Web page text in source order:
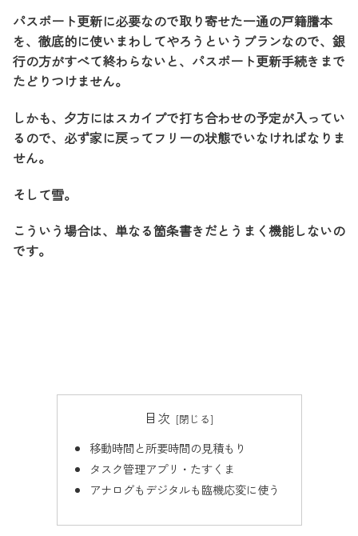
パスポート更新に必要なので取り寄せた一通の戸籍謄本
を、徹底的に使いまわしてやろうというプランなので、銀
行の方がすべて終わらないと、パスポート更新手続きまで
たどりつけません。
しかも、夕方にはスカイプで打ち合わせの予定が入ってい
るので、必ず家に戻ってフリーの状態でいなければなりま
せん。
そして雪。
こういう場合は、単なる箇条書きだとうまく機能しないの
です。
目次
移動時間と所要時間の見積もり
タスク管理アプリ・たすくま
アナログもデジタルも臨機応変に使う